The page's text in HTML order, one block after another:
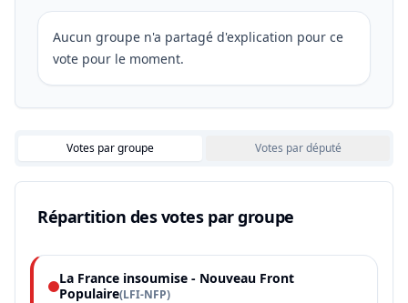
Aucun groupe n'a partagé d'explication pour ce
vote pour le moment.
Votes par groupe Votes par député
Répartition des votes par groupe
La France insoumise - Nouveau Front
Populaire(LFI-NFP)